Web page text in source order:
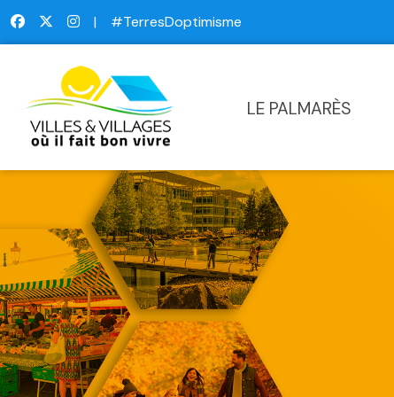
| #TerresDoptimisme
LE PALMARÈS